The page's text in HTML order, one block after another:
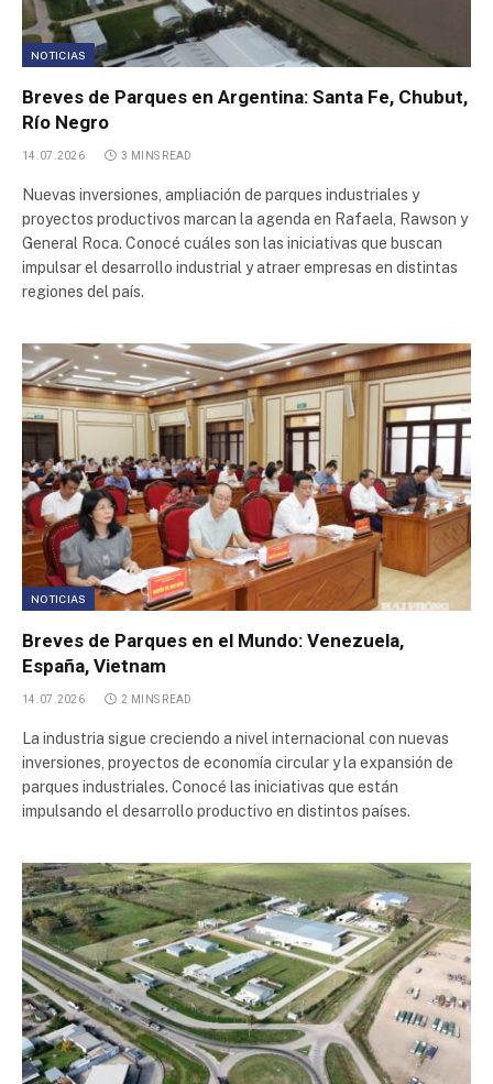
NOTICIAS
Breves de Parques en Argentina: Santa Fe, Chubut,
Río Negro
14.07.2026 3 MINS READ
Nuevas inversiones, ampliación de parques industriales y
proyectos productivos marcan la agenda en Rafaela, Rawson y
General Roca. Conocé cuáles son las iniciativas que buscan
impulsar el desarrollo industrial y atraer empresas en distintas
regiones del país.
NOTICIAS
Breves de Parques en el Mundo: Venezuela,
España, Vietnam
14.07.2026 2 MINS READ
La industria sigue creciendo a nivel internacional con nuevas
inversiones, proyectos de economía circular y la expansión de
parques industriales. Conocé las iniciativas que están
impulsando el desarrollo productivo en distintos países.